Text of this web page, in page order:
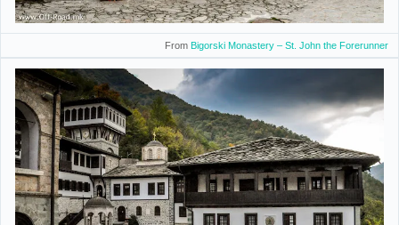
From Bigorski Monastery – St. John the Forerunner